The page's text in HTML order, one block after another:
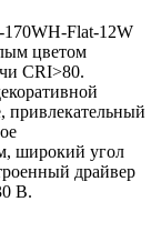
170WH-Flat-12W
цветом
CRI>80.
привлекательный
широкий угол
драйвер
В.